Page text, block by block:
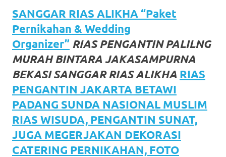
24
Hours
Online
replica
rolex.
Discover
More
Here
SANGGAR RIAS ALIKHA “Paket
Pernikahan & Wedding
Organizer” RIAS PENGANTIN PALILNG
MURAH BINTARA JAKASAMPURNA
BEKASI SANGGAR RIAS ALIKHA RIAS
PENGANTIN JAKARTA BETAWI
PADANG SUNDA NASIONAL MUSLIM
RIAS WISUDA, PENGANTIN SUNAT,
JUGA MEGERJAKAN DEKORASI
CATERING PERNIKAHAN, FOTO